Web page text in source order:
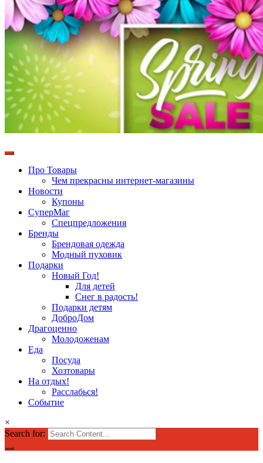
Про Товары
Чем прекрасны интернет-магазины
Новости
Купоны
СуперМаг
Спецпредложения
Бренды
Брендовая одежда
Модный пуховик
Подарки
Новый Год!
Для детей
Снег в радость!
Подарки детям
ДоброДом
Драгоценно
Молодоженам
Еда
Посуда
Хозтовары
На отдых!
Расслабься!
Событие
×
Search for: